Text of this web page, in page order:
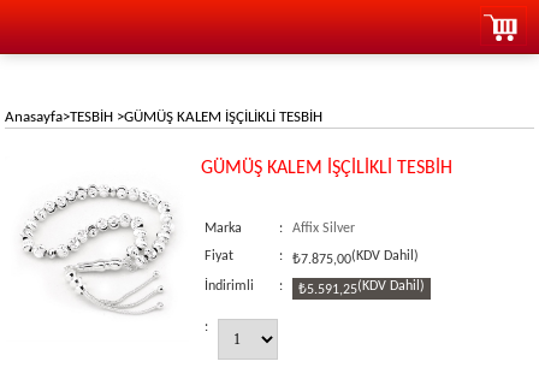
Anasayfa>TESBİH >GÜMÜŞ KALEM İŞÇİLİKLİ TESBİH
GÜMÜŞ KALEM İŞÇİLİKLİ TESBİH
Marka :
Affix Silver
Fiyat
: ₺7.875,00(KDV Dahil)
İndirimli : ₺5.591,25(KDV Dahil)
: